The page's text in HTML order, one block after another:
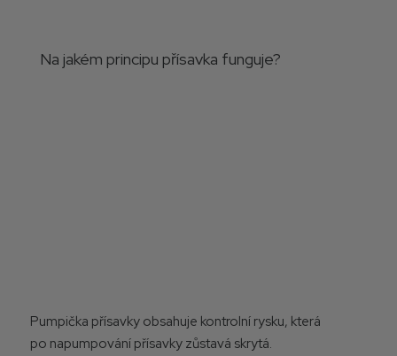
Na jakém principu přísavka funguje?
Pumpička přísavky obsahuje kontrolní rysku, která
po napumpování přísavky zůstavá skrytá.